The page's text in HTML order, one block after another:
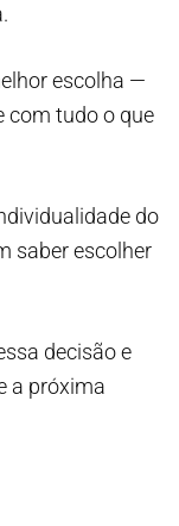
escolha —
com tudo o que
do
saber escolher
decisão e
a próxima